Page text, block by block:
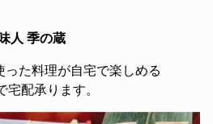
人 季の蔵
た料理が自宅で楽しめる
配承ります。